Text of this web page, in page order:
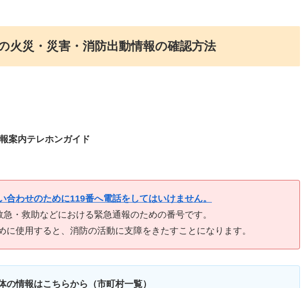
火災・災害・消防出動情報の確認方法
案内テレホンガイド
合わせのために119番へ電話をしてはいけません。
・救助などにおける緊急通報のための番号です。
に使用すると、消防の活動に支障をきたすことになります。
の情報はこちらから（市町村一覧）